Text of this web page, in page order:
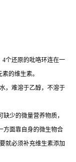
4个还原的吡咯环连在一
的维生素。
，难溶于乙醇，不溶于
少的微量营养物质，
方面靠自身的微生物合
就必须补充维生素添加